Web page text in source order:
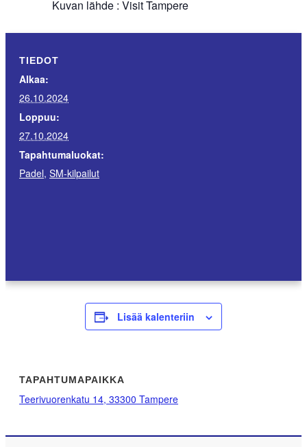
Kuvan lähde : Visit Tampere
Lisää kalenteriin
TIEDOT
Alkaa:
26.10.2024
Loppuu:
27.10.2024
Tapahtumaluokat:
Padel, SM-kilpailut
TAPAHTUMAPAIKKA
Teerivuorenkatu 14, 33300 Tampere